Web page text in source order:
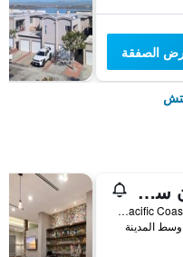
الصفقة
هانتينجتون سيرف إن
720 Pacific Coast Highway, هونتينغتون بيتش, CA, الولايات المتحدة الأميريكية